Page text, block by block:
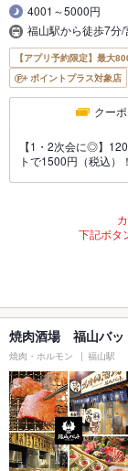
4001～5000円
福山駅から徒歩7分
【アプリ予約限定】最大
ポイントプラス対象店
クー
【1・2次会に◎】
トで1500円（税込）
下記ボタ
焼肉酒場 福山バッ
焼肉・ホルモン 福山駅